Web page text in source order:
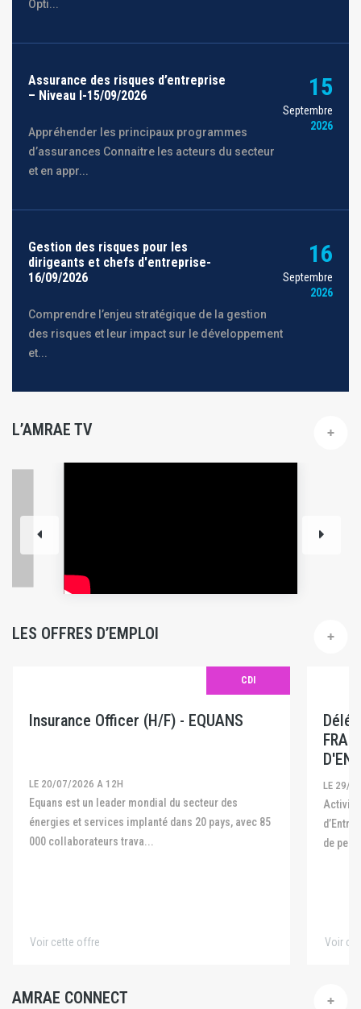
Opti...
Assurance des risques d’entreprise
– Niveau I-15/09/2026
Appréhender les principaux programmes
d’assurances Connaitre les acteurs du secteur
et en appr...
15
Septembre
2026
Gestion des risques pour les
dirigeants et chefs d'entreprise-
16/09/2026
Comprendre l’enjeu stratégique de la gestion
des risques et leur impact sur le développement
et...
16
Septembre
2026
L’AMRAE TV
LES OFFRES D’EMPLOI
CDI
Insurance Officer (H/F) - EQUANS
LE 20/07/2026 A 12H
Equans est un leader mondial du secteur des
énergies et services implanté dans 20 pays, avec 85
000 collaborateurs trava...
Voir cette offre
LE 29/
Activité La Fédération Française des Captives
de
Voir
AMRAE CONNECT